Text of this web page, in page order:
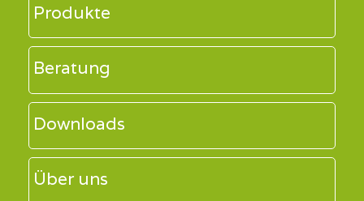
Produkte
Beratung
Downloads
Über uns